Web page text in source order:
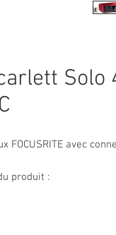
FOCUSRITE avec
produit :